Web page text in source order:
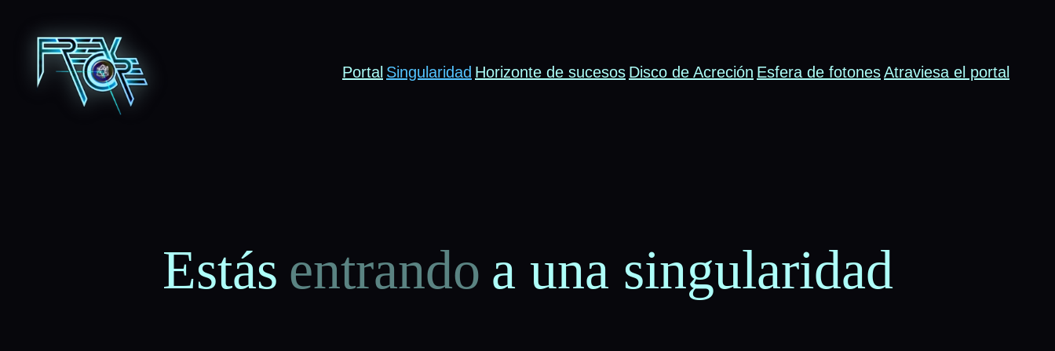
Portal Singularidad Horizonte de sucesos Disco de Acreción Esfera de fotonesAtraviesa el portal
Estás entrando a una singularidad